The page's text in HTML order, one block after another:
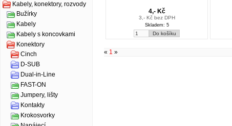
Kabely, konektory, rozvody
Bužírky
Kabely
Kabely s koncovkami
Konektory
Cinch
D-SUB
Dual-in-Line
FAST-ON
Jumpery, lišty
Kontakty
Krokosvorky
4,- Kč
3,- Kč bez DPH
Skladem: 5
« 1 »